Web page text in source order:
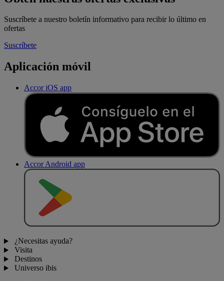
Suscríbete a nuestro boletín informativo para recibir lo último en
ofertas
Suscríbete
Aplicación móvil
Accor iOS app
Accor Android app
¿Necesitas ayuda?
Visita
Destinos
Universo ibis